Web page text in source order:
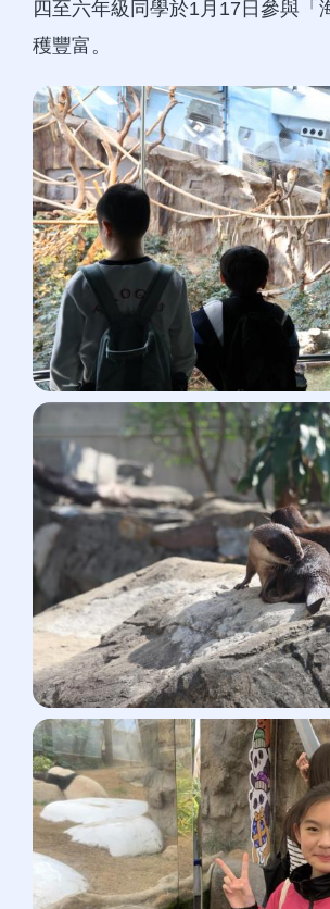
四至六年級同學於1月17日參與
穫豐富。